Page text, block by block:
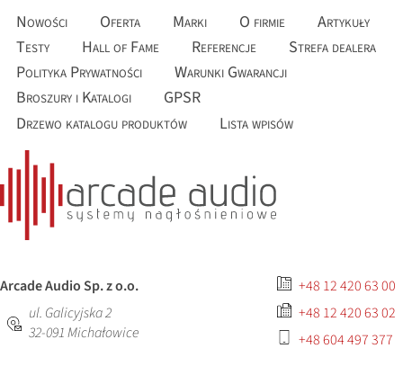
Nowości Oferta Marki O firmie
Artykuły
Testy
Hall of Fame Referencje
Strefa dealera
Polityka Prywatności
Warunki Gwarancji
Broszury i Katalogi
GPSR
Drzewo katalogu produktów
Lista wpisów
Arcade Audio Sp. z o.o.
ul. Galicyjska 2
32-091Michałowice
+48 12 420 63 00
+48 12 420 63 02
+48 604 497 377